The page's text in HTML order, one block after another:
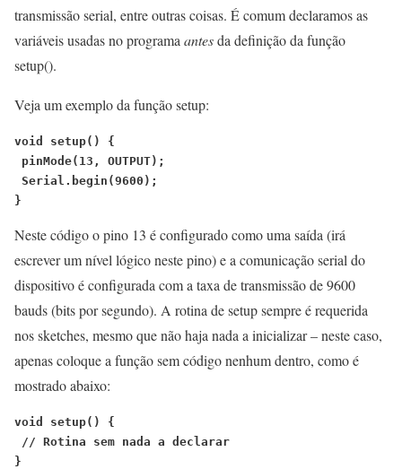
transmissão serial, entre outras coisas. É comum declaramos as
variáveis usadas no programa antesda definição da função
setup().
Veja um exemplo da função setup:
void setup() {
pinMode(13, OUTPUT);
Serial.begin(9600);
}
Neste código o pino 13 é configurado como uma saída (irá
escrever um nível lógico neste pino) e a comunicação serial do
dispositivo é configurada com a taxa de transmissão de 9600
bauds (bits por segundo). A rotina de setup sempre é requerida
nos sketches, mesmo que não haja nada a inicializar – neste caso,
apenas coloque a função sem código nenhum dentro, como é
mostrado abaixo:
void setup() {
// Rotina sem nada a declarar
}